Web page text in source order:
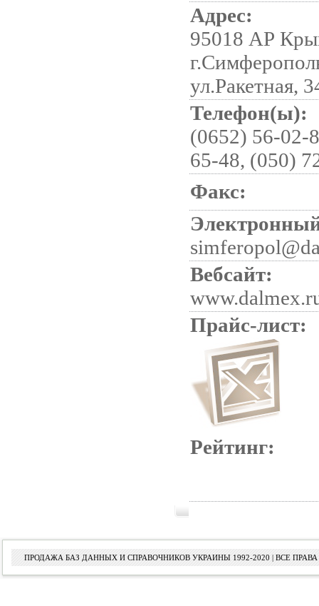
Адрес:
95018 АР
ул.Ракетная,
Телефон(ы):
(0652) 56-02-
65-48, (050)
Факс:
Вебсайт:
Прайс-лист:
Рейтинг:
ПРОДАЖА БАЗ ДАННЫХ И СПРАВОЧНИКОВ УКРАИНЫ 1992-2020 | ВСЕ